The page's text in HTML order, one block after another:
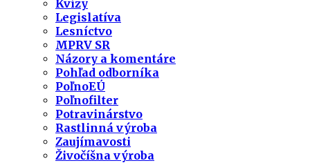
Kvízy
Legislatíva
Lesníctvo
MPRV SR
Názory a komentáre
Pohľad odborníka
PoľnoEÚ
Poľnofilter
Potravinárstvo
Rastlinná výroba
Zaujímavosti
Živočíšna výroba